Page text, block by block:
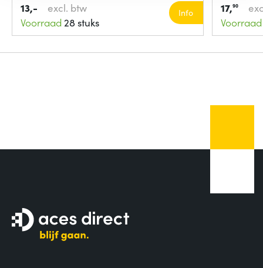
13,-
excl. btw
Voorraad 28 stuks
Info 17,90
Voorraad